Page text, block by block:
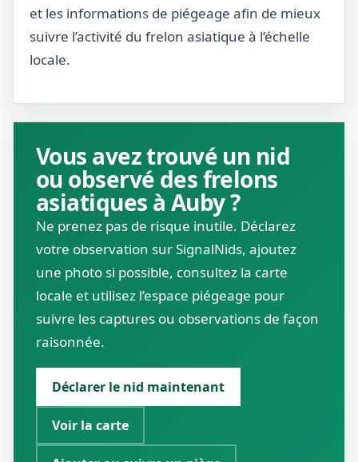
et les informations de piégeage afin de mieux
suivre l’activité du frelon asiatique à l’échelle
locale.
Vous avez trouvé un nid
ou observé des frelons
asiatiques à Auby ?
Ne prenez pas de risque inutile. Déclarez
votre observation sur SignalNids, ajoutez
une photo si possible, consultez la carte
locale et utilisez l’espace piégeage pour
suivre les captures ou observations de façon
raisonnée.
Déclarer le nid maintenant
Voir la carte